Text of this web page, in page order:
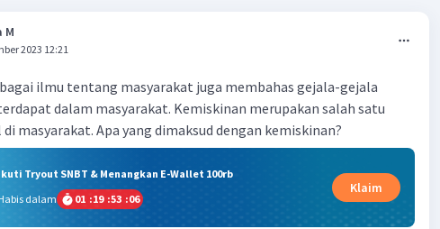
M
2023 12:21
ilmu tentang masyarakat juga membahas gejala-gejala
dalam masyarakat. Kemiskinan merupakan salah satu
masyarakat. Apa yang dimaksud dengan kemiskinan?
Tryout SNBT & Menangkan E-Wallet 100rb
dalam
01 :19 :53 :05
Klaim